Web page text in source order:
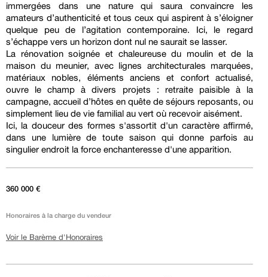
immergées dans une nature qui saura convaincre les
amateurs d’authenticité et tous ceux qui aspirent à s’éloigner
quelque peu de l’agitation contemporaine. Ici, le regard
s’échappe vers un horizon dont nul ne saurait se lasser.
La rénovation soignée et chaleureuse du moulin et de la
maison du meunier, avec lignes architecturales marquées,
matériaux nobles, éléments anciens et confort actualisé,
ouvre le champ à divers projets : retraite paisible à la
campagne, accueil d’hôtes en quête de séjours reposants, ou
simplement lieu de vie familial au vert où recevoir aisément.
Ici, la douceur des formes s'assortit d'un caractère affirmé,
dans une lumière de toute saison qui donne parfois au
singulier endroit la force enchanteresse d'une apparition.
360 000 €
Honoraires à la charge du vendeur
Voir le Barème d'Honoraires